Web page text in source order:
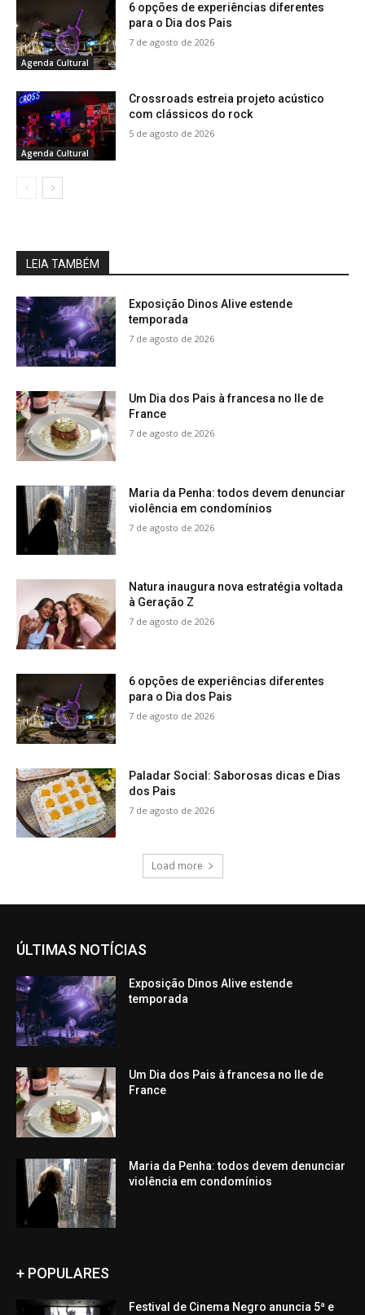
Agenda Cultural
6 opções de experiências diferentes
para o Dia dos Pais
7 de agosto de 2026
Agenda Cultural
Crossroads estreia projeto acústico
com clássicos do rock
5 de agosto de 2026
LEIA TAMBÉM
Exposição Dinos Alive estende
temporada
7 de agosto de 2026
Um Dia dos Pais à francesa no Ile de
France
7 de agosto de 2026
Maria da Penha: todos devem denunciar
violência em condomínios
7 de agosto de 2026
Natura inaugura nova estratégia voltada
à Geração Z
7 de agosto de 2026
6 opções de experiências diferentes
para o Dia dos Pais
7 de agosto de 2026
Paladar Social: Saborosas dicas e Dias
dos Pais
7 de agosto de 2026
Load more
ÚLTIMAS NOTÍCIAS
Exposição Dinos Alive estende
temporada
Um Dia dos Pais à francesa no Ile de
France
Maria da Penha: todos devem denunciar
violência em condomínios
+ POPULARES
Festival de Cinema Negro anuncia 5ª e